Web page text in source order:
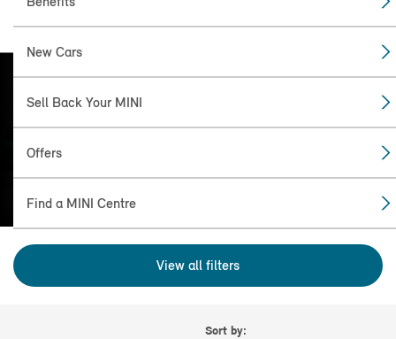
New Cars
Sell Back Your MINI
Offers
Find a MINI Centre
FIND THE
MINI FOR YOU
View all filters
Sort by: